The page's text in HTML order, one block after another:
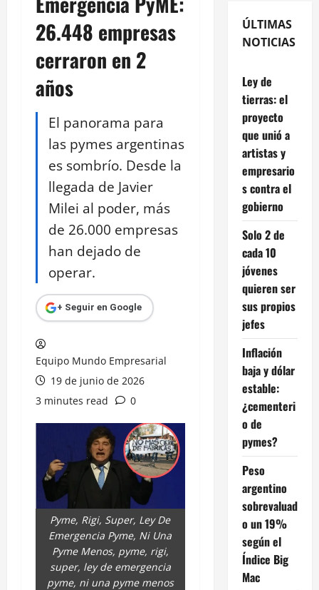
26.448 empresas
cerraron en 2
años
El panorama para
las pymes argentinas
es sombrío. Desde la
llegada de Javier
Milei al poder, más
de 26.000 empresas
han dejado de
operar.
+ Seguir en Google
Equipo Mundo Empresarial
19 de junio de 2026
3 minutes read
0
Pyme, Rigi, Super, Ley De
Emergencia Pyme, Ni Una
Pyme Menos, pyme, rigi,
super, ley de emergencia
pyme, ni una pyme menos
ÚLTIMAS
NOTICIAS
Ley de
tierras: el
proyecto
que unió a
artistas y
empresario
s contra el
gobierno
Solo 2 de
cada 10
jóvenes
quieren ser
sus propios
jefes
Inflación
baja y dólar
estable:
¿cementeri
o de
pymes?
Peso
argentino
sobrevaluad
o un 19%
según el
Índice Big
Mac